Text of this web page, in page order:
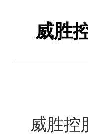
威胜
威胜控